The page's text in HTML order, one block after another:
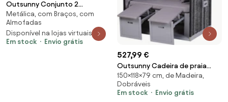
Outsunny Conjunto 2
Espreguiçadeiras Mesa Vidro
Temperado Apoio Braços
Design Elegante Preto Jardim |
Aosom Portugal
Metálica, com Braços, com
Almofadas
Disponível na lojas virtuais 2
Em stock
Envio grátis
527,99 €
Outsunny Cadeira de praia
tipo Strandkorb para 2
pessoas com encosto
reclinável Cinza 118 x 79 x 150cm
150×118×79 cm, de Madeira,
Dobráveis
Em stock
Envio grátis